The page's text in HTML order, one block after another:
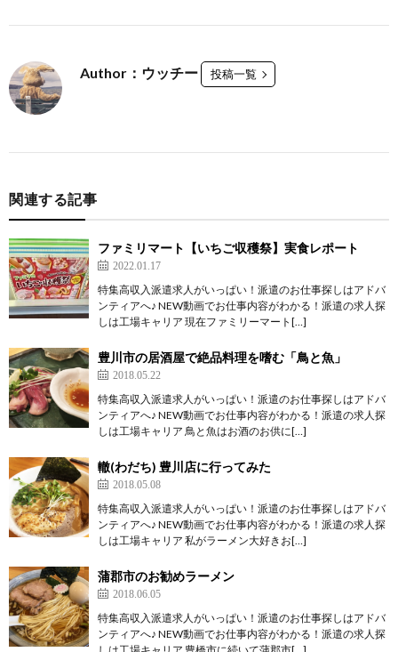
Author：ウッチー 投稿一覧
関連する記事
ファミリマート【いちご収穫祭】実食レポート
2022.01.17
特集高収入派遣求人がいっぱい！派遣のお仕事探しはアドバ
ンティアへ♪ NEW動画でお仕事内容がわかる！派遣の求人探
しは工場キャリア 現在ファミリーマート[…]
豊川市の居酒屋で絶品料理を嗜む「鳥と魚」
2018.05.22
特集高収入派遣求人がいっぱい！派遣のお仕事探しはアドバ
ンティアへ♪ NEW動画でお仕事内容がわかる！派遣の求人探
しは工場キャリア 鳥と魚はお酒のお供に[…]
轍(わだち) 豊川店に行ってみた
2018.05.08
特集高収入派遣求人がいっぱい！派遣のお仕事探しはアドバ
ンティアへ♪ NEW動画でお仕事内容がわかる！派遣の求人探
しは工場キャリア 私がラーメン大好きお[…]
蒲郡市のお勧めラーメン
2018.06.05
特集高収入派遣求人がいっぱい！派遣のお仕事探しはアドバ
ンティアへ♪ NEW動画でお仕事内容がわかる！派遣の求人探